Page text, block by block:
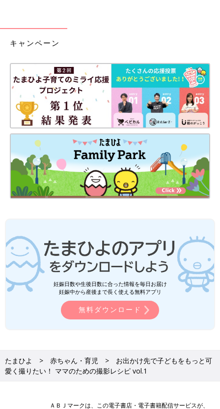
キャンペーン
妊娠日数や生後日数に合った情報を毎日お届け
妊娠中から産後まで長く使える無料アプリ
無料ダウンロード
たまひよ 赤ちゃん・育児
お出かけ先で子どもをもっと可
愛く撮りたい！ ママのための撮影レシピ vol.1
ＡＢＪマークは、この電子書店・電子書籍配信サービスが、